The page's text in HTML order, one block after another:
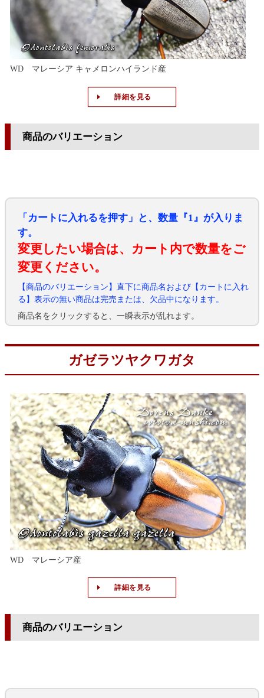
WD マレーシア キャメロンハイランド産
詳細を見る
商品のバリエーション
「カートに入れるを押す」と、数量『1』が入りま
す。
変更したい場合は、カート内で数量をご
変更ください。
【商品のバリエーション】直下に商品名および【カートに入れ
る】表示の無い商品は完売または、欠品中になります。
商品名をクリックすると、一瞬表示が乱れます。
ガゼラツヤクワガタ
WD マレーシア産
詳細を見る
商品のバリエーション